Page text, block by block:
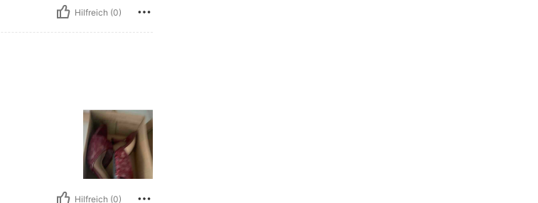
Hilfreich (0)
Hilfreich (0)